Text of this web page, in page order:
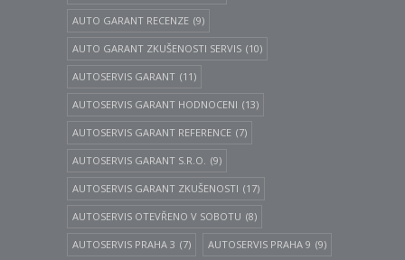
AUTO GARANT RECENZE (9)
AUTO GARANT ZKUŠENOSTI SERVIS (10)
AUTOSERVIS GARANT (11)
AUTOSERVIS GARANT HODNOCENI (13)
AUTOSERVIS GARANT REFERENCE (7)
AUTOSERVIS GARANT S.R.O. (9)
AUTOSERVIS GARANT ZKUŠENOSTI (17)
AUTOSERVIS OTEVŘENO V SOBOTU (8)
AUTOSERVIS PRAHA 3 (7) AUTOSERVIS PRAHA 9 (9)